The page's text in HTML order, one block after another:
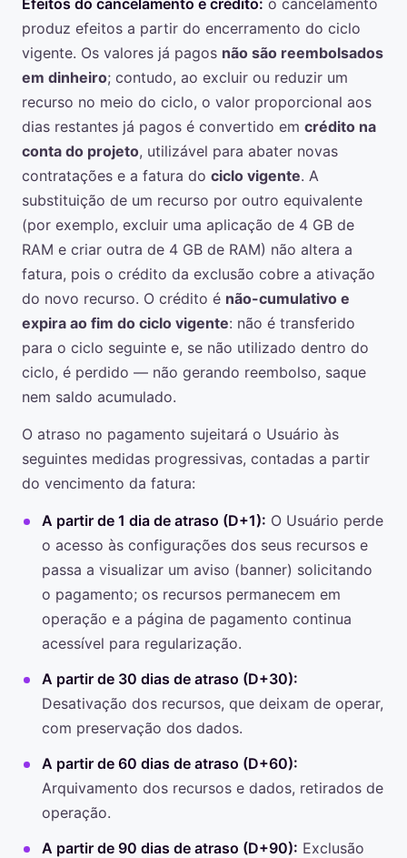
Efeitos do cancelamento e crédito: o cancelamento
produz efeitos a partir do encerramento do ciclo
vigente. Os valores já pagos não são reembolsados
em dinheiro; contudo, ao excluir ou reduzir um
recurso no meio do ciclo, o valor proporcional aos
dias restantes já pagos é convertido em crédito na
conta do projeto, utilizável para abater novas
contratações e a fatura do ciclo vigente. A
substituição de um recurso por outro equivalente
(por exemplo, excluir uma aplicação de 4 GB de
RAM e criar outra de 4 GB de RAM) não altera a
fatura, pois o crédito da exclusão cobre a ativação
do novo recurso. O crédito é não-cumulativo e
expira ao fim do ciclo vigente: não é transferido
para o ciclo seguinte e, se não utilizado dentro do
ciclo, é perdido — não gerando reembolso, saque
nem saldo acumulado.
O atraso no pagamento sujeitará o Usuário às
seguintes medidas progressivas, contadas a partir
do vencimento da fatura:
A partir de 1 dia de atraso (D+1): O Usuário perde
o acesso às configurações dos seus recursos e
passa a visualizar um aviso (banner) solicitando
o pagamento; os recursos permanecem em
operação e a página de pagamento continua
acessível para regularização.
A partir de 30 dias de atraso (D+30):
Desativação dos recursos, que deixam de operar,
com preservação dos dados.
A partir de 60 dias de atraso (D+60):
Arquivamento dos recursos e dados, retirados de
operação.
A partir de 90 dias de atraso (D+90): Exclusão